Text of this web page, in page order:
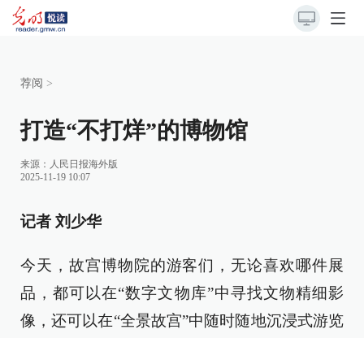
荐阅 >
打造“不打烊”的博物馆
来源： 人民日报海外版
2025-11-19 10:07
记者 刘少华
今天，故宫博物院的游客们，无论喜欢哪件展
品，都可以在“数字文物库”中寻找文物精细影
像，还可以在“全景故宫”中随时随地沉浸式游览